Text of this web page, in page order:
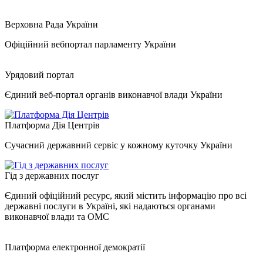
Верховна Рада України
Офіційний вебпортал парламенту України
Урядовий портал
Єдиний веб-портал органів виконавчої влади України
Платформа Дія Центрів
Сучасний державний сервіс у кожному куточку України
Гід з державних послуг
Єдиний офіційний ресурс, який містить інформацію про всі
державні послуги в Україні, які надаються органами
виконавчої влади та ОМС
Платформа електронної демократії